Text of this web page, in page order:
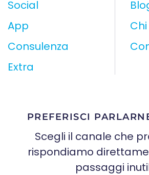
Social
App
Consulenza
Extra
PREFERISCI
Scegli il canale che
rispondiamo
passaggi